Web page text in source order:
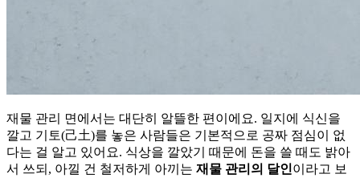
재물 관리 면에서는 대단히 알뜰한 편이에요. 일지에 식신을
깔고 기토(己土)를 놓은 사람들은 기본적으로 공짜 점심이 없
다는 걸 알고 있어요. 식상을 깔았기 때문에 돈을 쓸 때도 밝아
서 쓰되, 아낄 건 철저하게 아끼는 재물 관리의 달인이라고 보